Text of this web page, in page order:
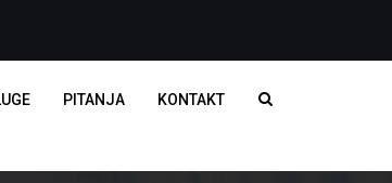
PITANJA KONTAKT